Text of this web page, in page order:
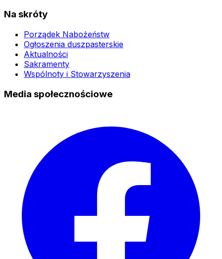
Na skróty
Porządek Nabożeństw
Ogłoszenia duszpasterskie
Aktualności
Sakramenty
Wspólnoty i Stowarzyszenia
Media społecznościowe